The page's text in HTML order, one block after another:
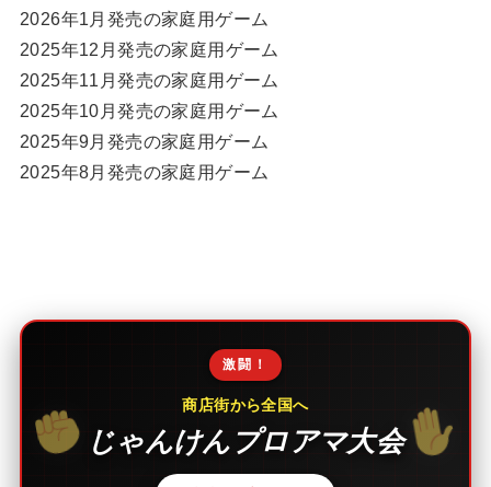
2026年1月発売の家庭用ゲーム
2025年12月発売の家庭用ゲーム
2025年11月発売の家庭用ゲーム
2025年10月発売の家庭用ゲーム
2025年9月発売の家庭用ゲーム
2025年8月発売の家庭用ゲーム
激闘！
商店街から全国へ
じゃんけんプロアマ大会